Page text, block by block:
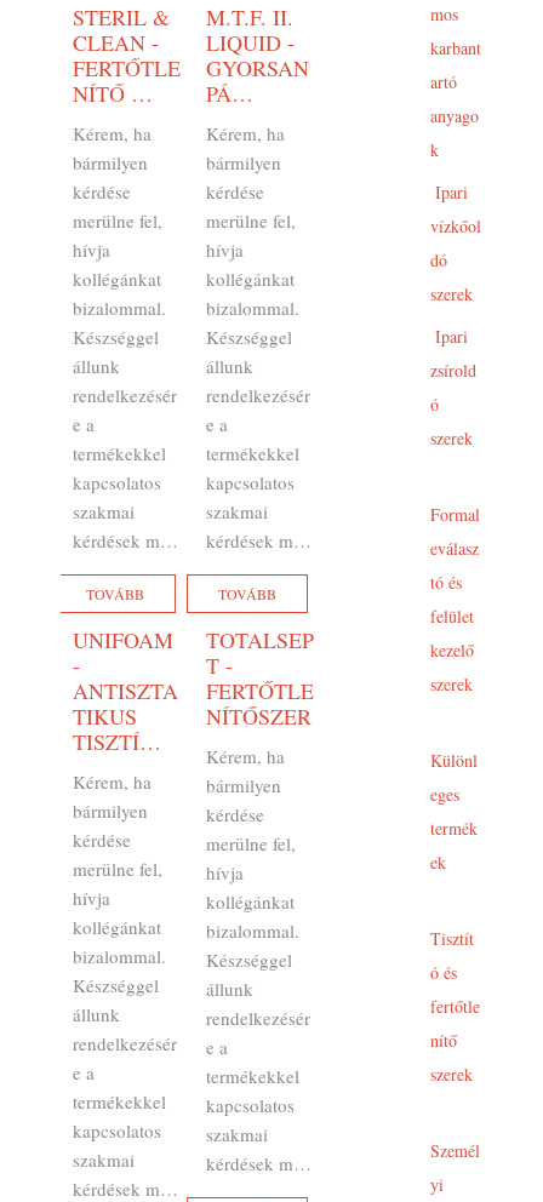
STERIL &
CLEAN -
FERTŐTLE
NÍTŐ …
Kérem, ha
bármilyen
kérdése
merülne fel,
hívja
kollégánkat
bizalommal.
Készséggel
állunk
rendelkezésér
e a
termékekkel
kapcsolatos
szakmai
kérdések m…
TOVÁBB
M.T.F. II.
LIQUID -
GYORSAN
PÁ…
Kérem, ha
bármilyen
kérdése
merülne fel,
hívja
kollégánkat
bizalommal.
Készséggel
állunk
rendelkezésér
e a
termékekkel
kapcsolatos
szakmai
kérdések m…
TOVÁBB
UNIFOAM
-
ANTISZTA
TIKUS
TISZTÍ…
Kérem, ha
bármilyen
kérdése
merülne fel,
hívja
kollégánkat
bizalommal.
Készséggel
állunk
rendelkezésér
e a
termékekkel
kapcsolatos
szakmai
kérdések m…
TOTALSEP
T -
FERTŐTLE
NÍTŐSZER
Kérem, ha
bármilyen
kérdése
merülne fel,
hívja
kollégánkat
bizalommal.
Készséggel
állunk
rendelkezésér
e a
termékekkel
kapcsolatos
szakmai
kérdések m…
mos
karbant
artó
anyago
k
Ipari
vízkőol
dó
szerek
Ipari
zsírold
ó
szerek
Formal
eválasz
tó és
felület
kezelő
szerek
Különl
eges
termék
ek
Tisztít
ó és
fertőtle
nítő
szerek
Személ
yi